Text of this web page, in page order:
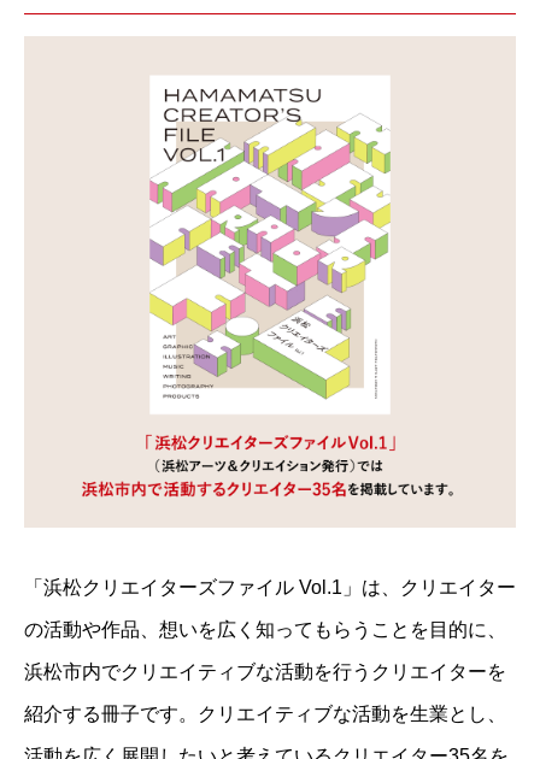
「浜松クリエイターズファイル Vol.1」は、クリエイター
の活動や作品、想いを広く知ってもらうことを目的に、
浜松市内でクリエイティブな活動を行うクリエイターを
紹介する冊子です。クリエイティブな活動を生業とし、